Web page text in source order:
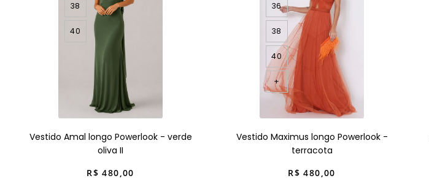
38
40
Vestido Amal longo Powerlook - verde
oliva II
R$ 480,00
36
38
40
+
Vestido Maximus longo Powerlook -
terracota
R$ 480,00